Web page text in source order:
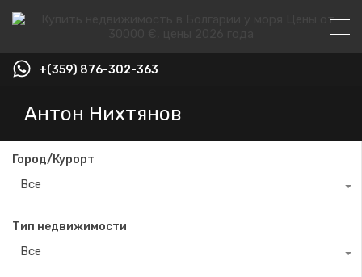
+(359) 876-302-363
Антон Нихтянов
Город/Курорт
Все
Тип недвижимости
Все